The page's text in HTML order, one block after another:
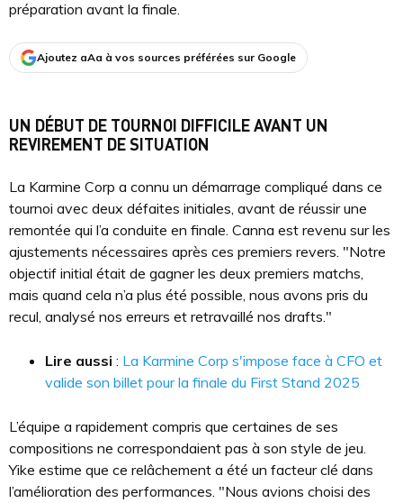
préparation avant la finale.
Ajoutez aAa à vos sources préférées sur Google
UN DÉBUT DE TOURNOI DIFFICILE AVANT UN
REVIREMENT DE SITUATION
La Karmine Corp a connu un démarrage compliqué dans ce
tournoi avec deux défaites initiales, avant de réussir une
remontée qui l’a conduite en finale. Canna est revenu sur les
ajustements nécessaires après ces premiers revers. "Notre
objectif initial était de gagner les deux premiers matchs,
mais quand cela n’a plus été possible, nous avons pris du
recul, analysé nos erreurs et retravaillé nos drafts."
Lire aussi : La Karmine Corp s'impose face à CFO et
valide son billet pour la finale du First Stand 2025
L’équipe a rapidement compris que certaines de ses
compositions ne correspondaient pas à son style de jeu.
Yike estime que ce relâchement a été un facteur clé dans
l’amélioration des performances. "Nous avions choisi des